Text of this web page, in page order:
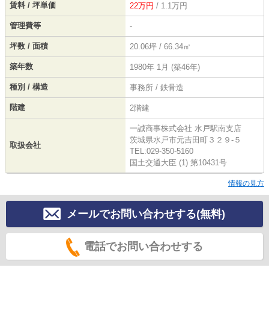
賃料 / 坪単価 22万円 / 1.1万円
管理費等 -
坪数 / 面積 20.06坪 / 66.34㎡
築年数 1980年 1月 (築46年)
種別 / 構造 事務所 / 鉄骨造
階建 2階建
取扱会社
一誠商事株式会社 水戸駅南支店
茨城県水戸市元吉田町３２９‐５
TEL:029-350-5160
国土交通大臣 (1) 第10431号
情報の見方
メールでお問い合わせする(無料)
電話でお問い合わせする